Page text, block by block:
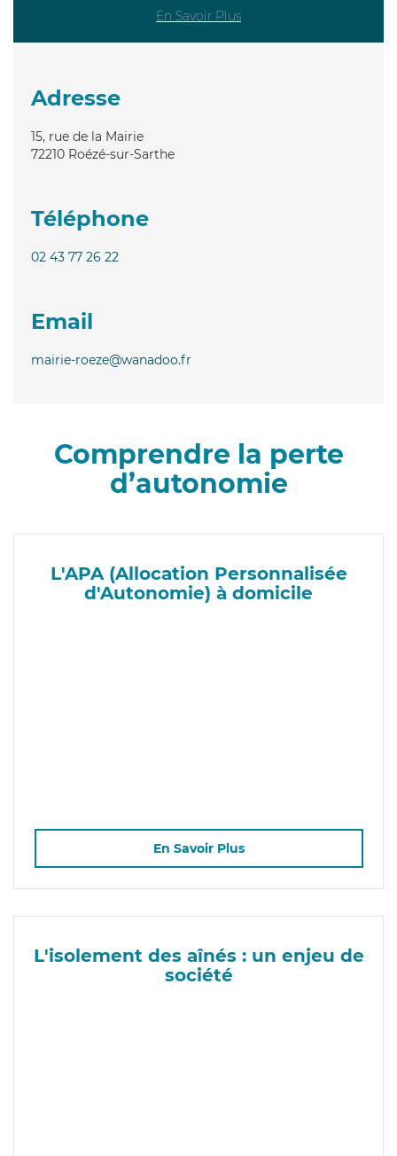
En Savoir Plus
Adresse
15, rue de la Mairie
72210 Roézé-sur-Sarthe
Téléphone
02 43 77 26 22
Email
mairie-roeze@wanadoo.fr
Comprendre la perte
d’autonomie
L'APA (Allocation Personnalisée
d'Autonomie) à domicile
En Savoir Plus
L'isolement des aînés : un enjeu de
société